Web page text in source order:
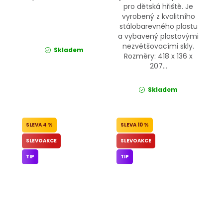
Skladem
pro dětská hřiště. Je
vyrobený z kvalitního
stálobarevného plastu
a vybavený plastovými
nezvětšovacími skly.
Rozměry: 418 x 136 x
207...
Skladem
4 %
SLEVOAKCE
TIP
10 %
SLEVOAKCE
TIP